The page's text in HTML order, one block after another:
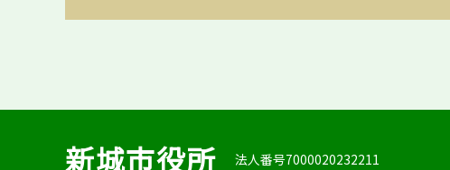
新城市役所 法人番号7000020232211